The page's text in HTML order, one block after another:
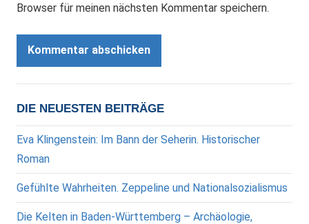
Browser für meinen nächsten Kommentar speichern.
DIE NEUESTEN BEITRÄGE
Eva Klingenstein: Im Bann der Seherin. Historischer
Roman
Gefühlte Wahrheiten. Zeppeline und Nationalsozialismus
Die Kelten in Baden-Württemberg – Archäologie,